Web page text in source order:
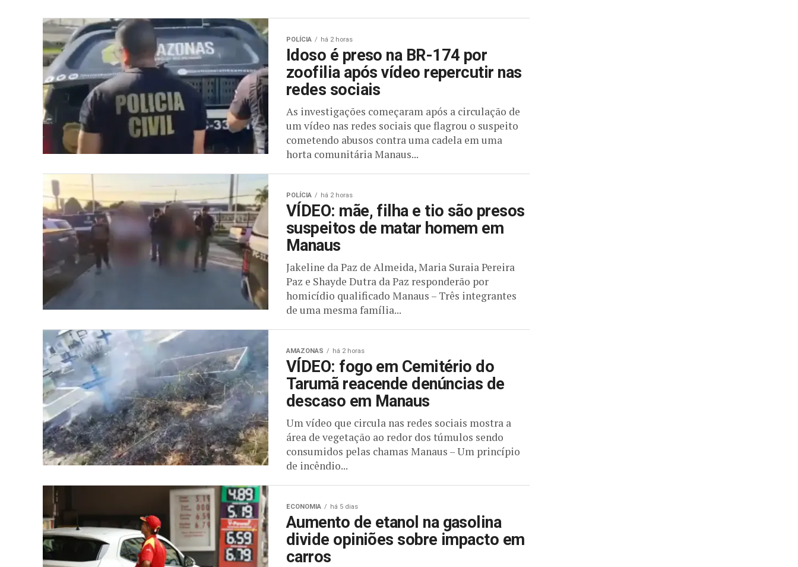
POLÍCIA há 2 horas
Idoso é preso na BR-174 por
zoofilia após vídeo repercutir nas
redes sociais
As investigações começaram após a circulação de
um vídeo nas redes sociais que flagrou o suspeito
cometendo abusos contra uma cadela em uma
horta comunitária Manaus...
POLÍCIA há 2 horas
VÍDEO: mãe, filha e tio são presos
suspeitos de matar homem em
Manaus
Jakeline da Paz de Almeida, Maria Suraia Pereira
Paz e Shayde Dutra da Paz responderão por
homicídio qualificado Manaus – Três integrantes
de uma mesma família...
AMAZONAS há 2 horas
VÍDEO: fogo em Cemitério do
Tarumã reacende denúncias de
descaso em Manaus
Um vídeo que circula nas redes sociais mostra a
área de vegetação ao redor dos túmulos sendo
consumidos pelas chamas Manaus – Um princípio
de incêndio...
ECONOMIA há 5 dias
Aumento de etanol na gasolina
divide opiniões sobre impacto em
carros